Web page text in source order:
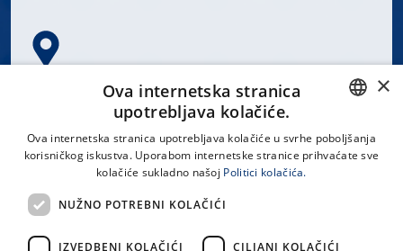
Spinčićeva 1, 21000 Split
LINKOVI
CROATIAN
×
Ova internetska stranica
upotrebljava kolačiće.
Ova internetska stranica upotrebljava kolačiće u svrhe poboljšanja
korisničkog iskustva. Uporabom internetske stranice prihvaćate sve
kolačiće sukladno našoj Politici kolačića.
NUŽNO POTREBNI KOLAČIĆI
IZVEDBENI KOLAČIĆI CILJANI KOLAČIĆI